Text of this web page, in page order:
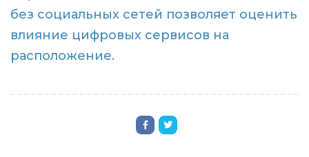
без социальных сетей позволяет оценить
влияние цифровых сервисов на
расположение.